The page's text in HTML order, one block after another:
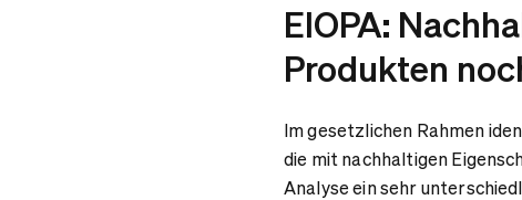
EIOPA:
Produkten
Im gesetzlichen Rahmen
die mit nachhaltigen
Analyse ein sehr